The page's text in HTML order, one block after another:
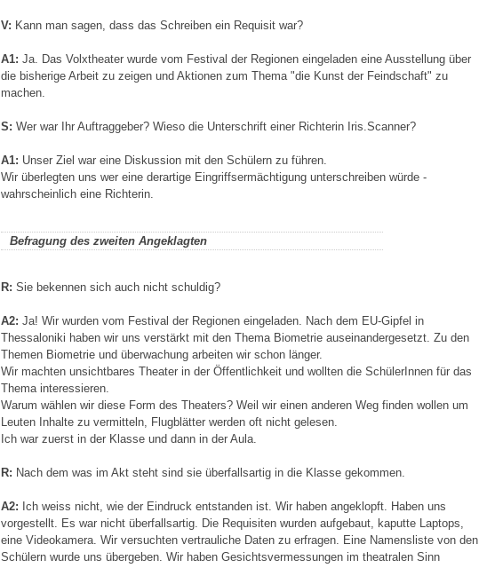
V: Kann man sagen, dass das Schreiben ein Requisit war?
A1: Ja. Das Volxtheater wurde vom Festival der Regionen eingeladen eine Ausstellung über
die bisherige Arbeit zu zeigen und Aktionen zum Thema "die Kunst der Feindschaft" zu
machen.
S: Wer war Ihr Auftraggeber? Wieso die Unterschrift einer Richterin Iris.Scanner?
A1: Unser Ziel war eine Diskussion mit den Schülern zu führen.
Wir überlegten uns wer eine derartige Eingriffsermächtigung unterschreiben würde -
wahrscheinlich eine Richterin.
Befragung des zweiten Angeklagten
R: Sie bekennen sich auch nicht schuldig?
A2: Ja! Wir wurden vom Festival der Regionen eingeladen. Nach dem EU-Gipfel in
Thessaloniki haben wir uns verstärkt mit den Thema Biometrie auseinandergesetzt. Zu den
Themen Biometrie und überwachung arbeiten wir schon länger.
Wir machten unsichtbares Theater in der Öffentlichkeit und wollten die SchülerInnen für das
Thema interessieren.
Warum wählen wir diese Form des Theaters? Weil wir einen anderen Weg finden wollen um
Leuten Inhalte zu vermitteln, Flugblätter werden oft nicht gelesen.
Ich war zuerst in der Klasse und dann in der Aula.
R: Nach dem was im Akt steht sind sie überfallsartig in die Klasse gekommen.
A2: Ich weiss nicht, wie der Eindruck entstanden ist. Wir haben angeklopft. Haben uns
vorgestellt. Es war nicht überfallsartig. Die Requisiten wurden aufgebaut, kaputte Laptops,
eine Videokamera. Wir versuchten vertrauliche Daten zu erfragen. Eine Namensliste von den
Schülern wurde uns übergeben. Wir haben Gesichtsvermessungen im theatralen Sinn